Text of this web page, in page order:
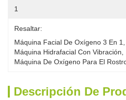
1
Resaltar:
Máquina Facial De Oxígeno 3 En 1
Máquina Hidrafacial Con Vibración
Máquina De Oxígeno Para El
Descripción De